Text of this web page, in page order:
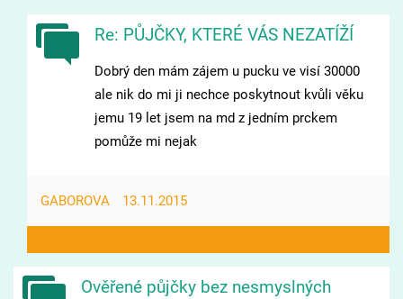
Re: PŮJČKY, KTERÉ VÁS NEZATÍŽÍ
Dobrý den mám zájem u pucku ve visí 30000
ale nik do mi ji nechce poskytnout kvůli věku
jemu 19 let jsem na md z jedním prckem
pomůže mi nejak
GABOROVA 13.11.2015
Ověřené půjčky bez nesmyslných